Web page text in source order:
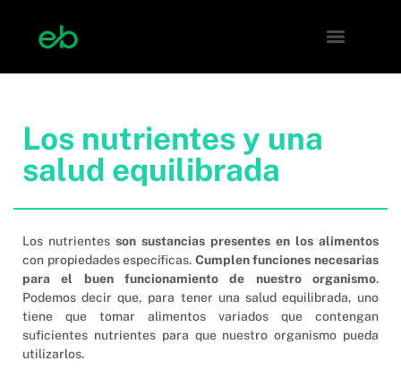
Los nutrientes y una
salud equilibrada
Los nutrientes son sustancias presentes en los alimentos
con propiedades específicas. Cumplen funciones necesarias
para el buen funcionamiento de nuestro organismo.
Podemos decir que, para tener una salud equilibrada, uno
tiene que tomar alimentos variados que contengan
suficientes nutrientes para que nuestro organismo pueda
utilizarlos.